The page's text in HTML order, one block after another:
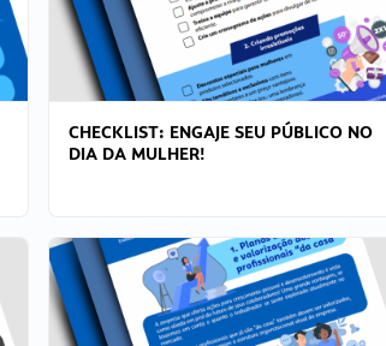
CHECKLIST: ENGAJE SEU PÚBLICO NO
DIA DA MULHER!